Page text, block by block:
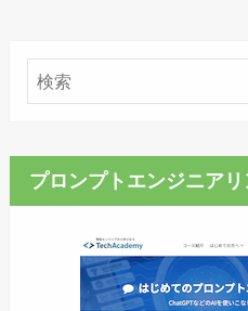
プロンプトエンジニアリ